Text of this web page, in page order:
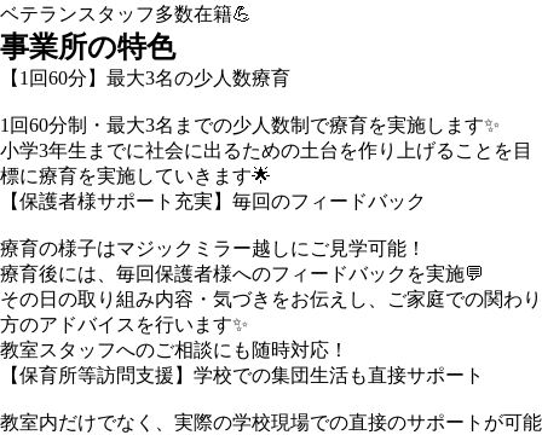
ベテランスタッフ多数在籍💪
事業所の特色
【1回60分】最大3名の少人数療育
1回60分制・最大3名までの少人数制で療育を実施します✨
小学3年生までに社会に出るための土台を作り上げることを目
標に療育を実施していきます🌟
【保護者様サポート充実】毎回のフィードバック
療育の様子はマジックミラー越しにご見学可能！
療育後には、毎回保護者様へのフィードバックを実施💬
その日の取り組み内容・気づきをお伝えし、ご家庭での関わり
方のアドバイスを行います✨
教室スタッフへのご相談にも随時対応！
【保育所等訪問支援】学校での集団生活も直接サポート
教室内だけでなく、実際の学校現場での直接のサポートが可能